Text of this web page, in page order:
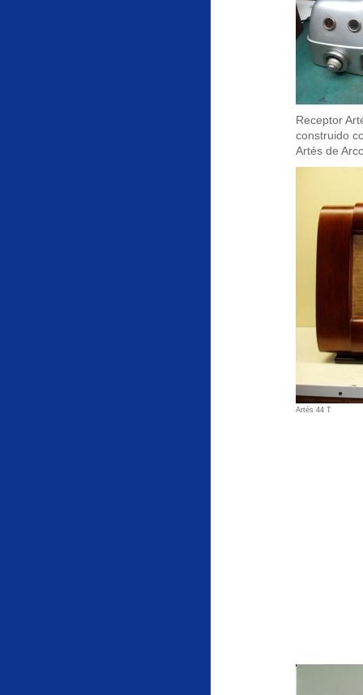
Receptor
construido
Artés de
Artés 44 T